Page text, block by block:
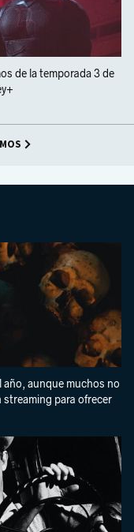
de la temporada 3 de
año, aunque muchos no
streaming para ofrecer